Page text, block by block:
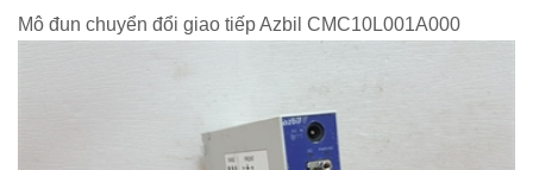
Mô đun chuyển đổi giao tiếp Azbil CMC10L001A000